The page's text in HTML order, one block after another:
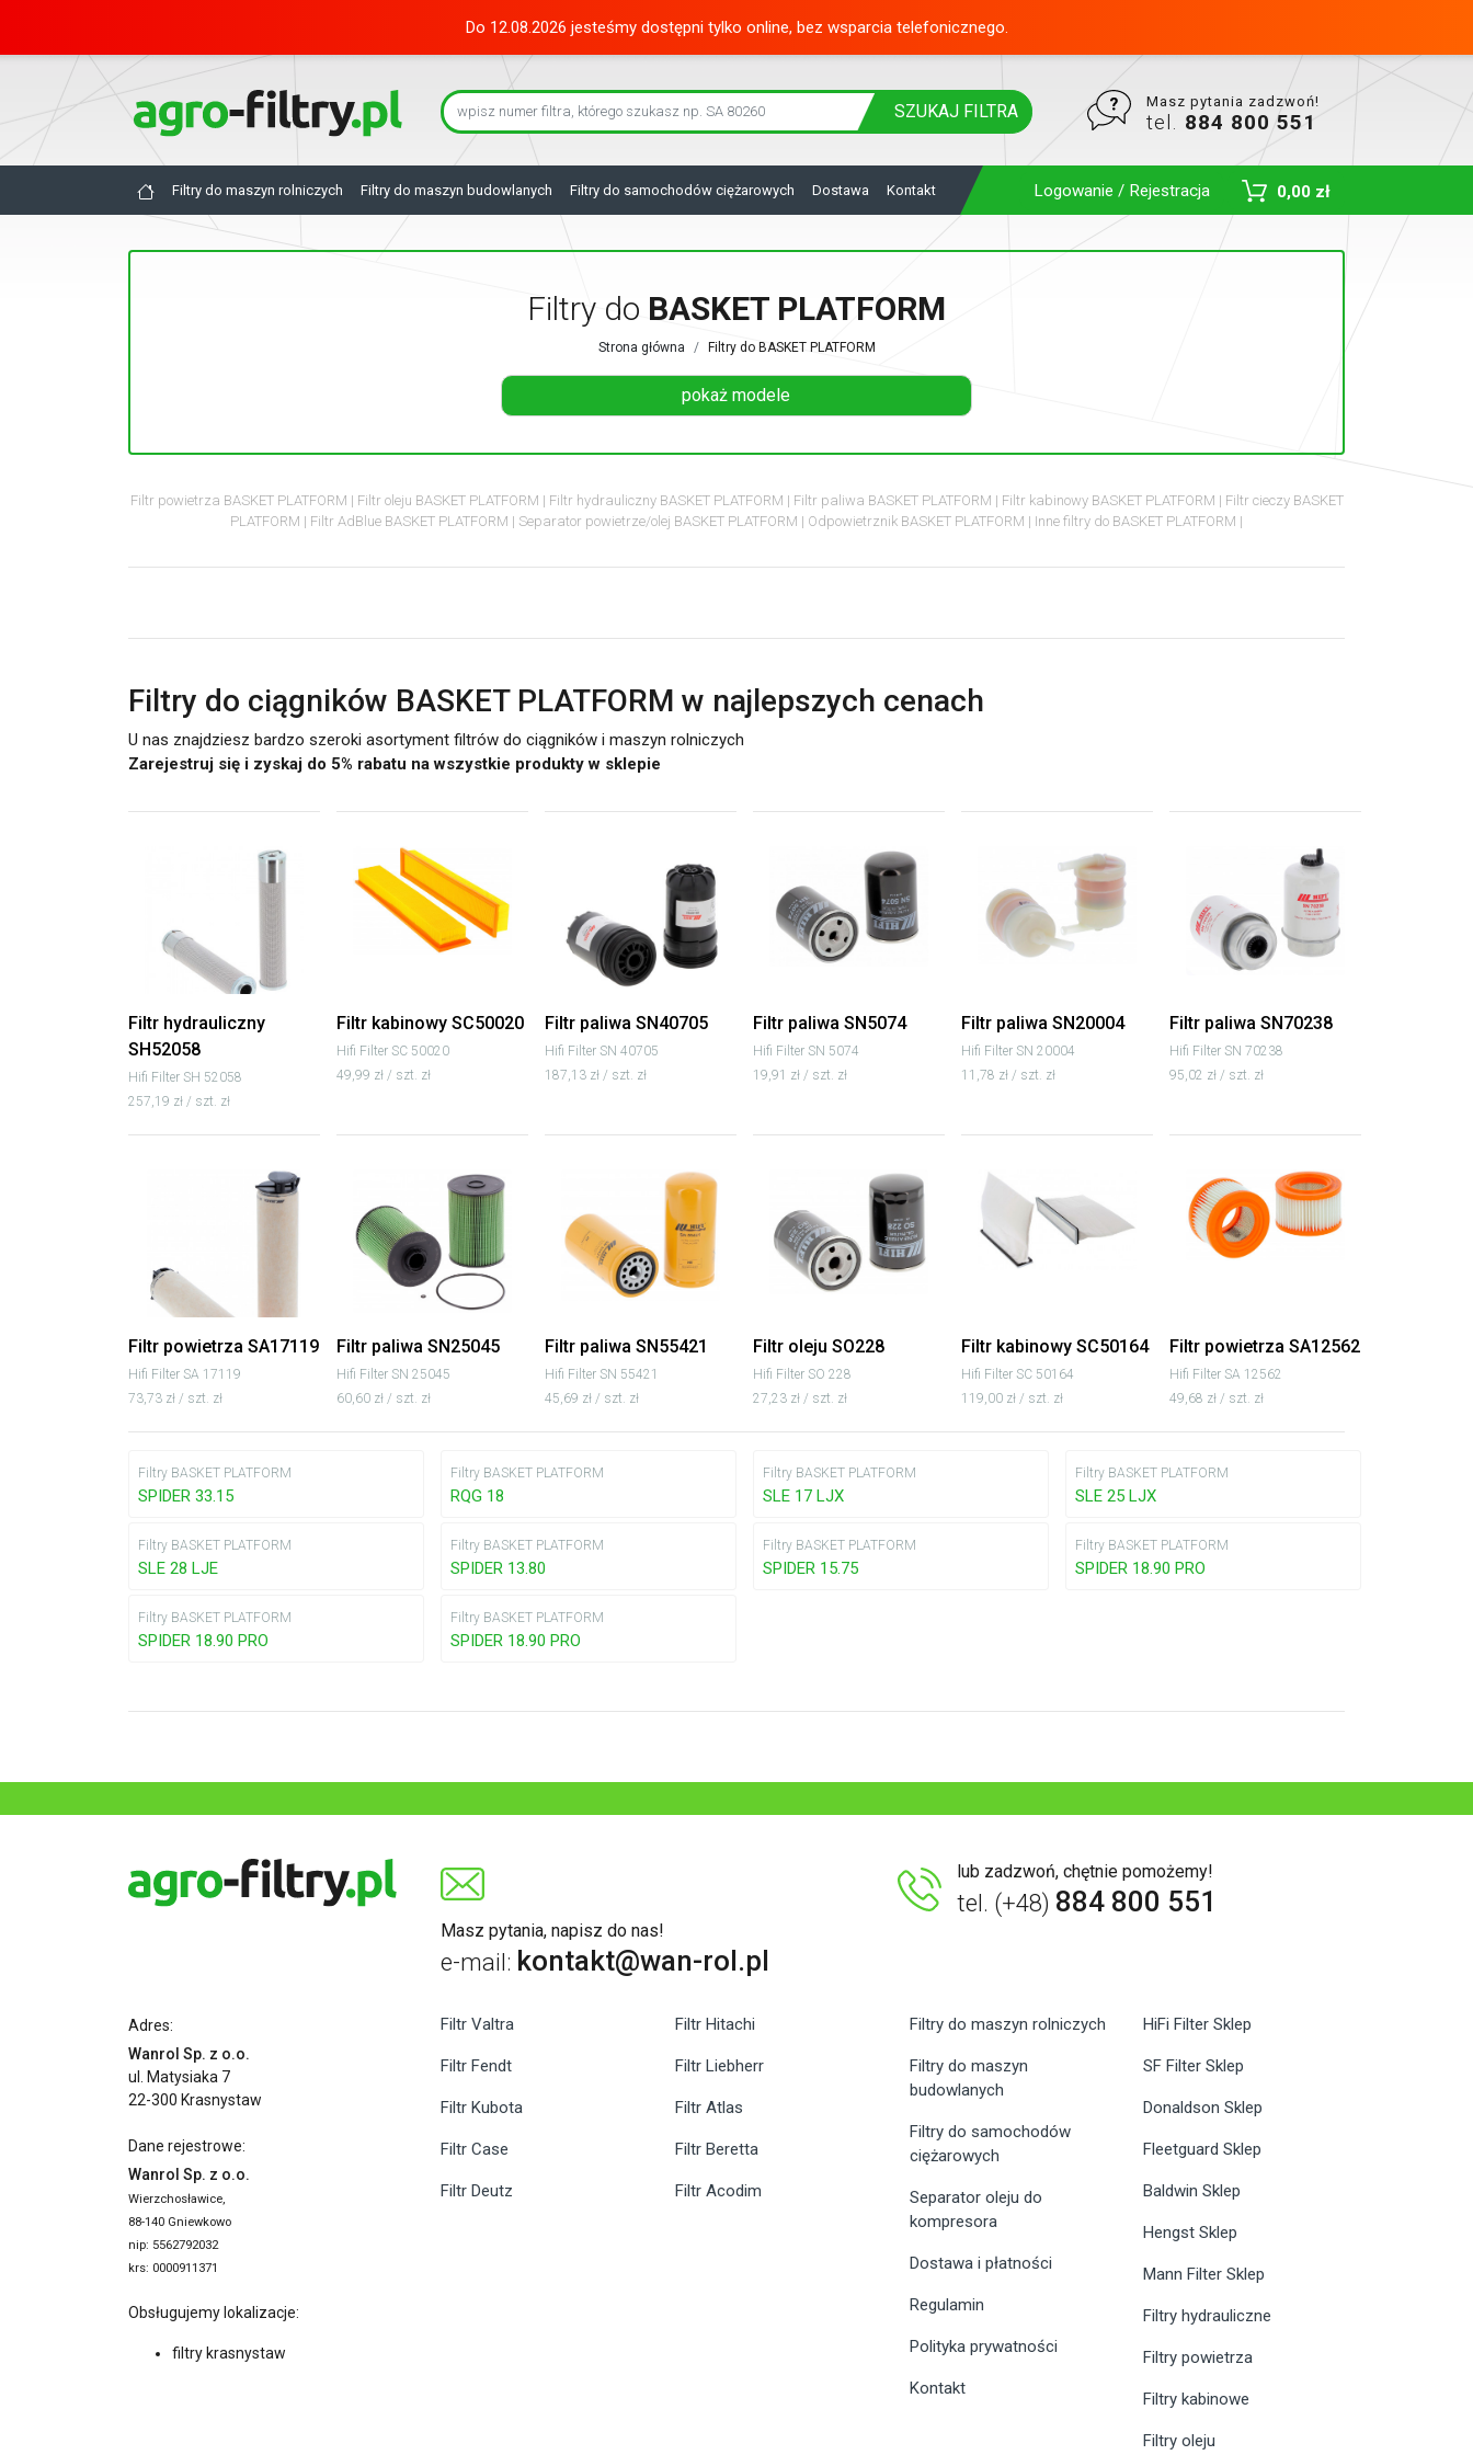
Do 12.08.2026 jesteśmy dostępni tylko online, bez wsparcia telefonicznego.
SZUKAJ FILTRA Masz pytania zadzwoń!
tel. 884 800 551
Filtry do maszyn rolniczych Filtry do maszyn budowlanych Filtry do samochodów ciężarowych Dostawa Kontakt Logowanie / Rejestracja 0,00 zł
Toggle Dropdown
Filtry do BASKET PLATFORM
Strona główna Filtry do BASKET PLATFORM
pokaż modele
Filtr powietrza BASKET PLATFORM Filtr oleju BASKET PLATFORM Filtr hydrauliczny BASKET PLATFORM Filtr paliwa BASKET PLATFORM Filtr kabinowy BASKET PLATFORM
Filtr cieczy BASKET
PLATFORM
Filtr AdBlue BASKET PLATFORM Separator powietrze/olej BASKET PLATFORM Odpowietrznik BASKET PLATFORM Inne filtry do BASKET PLATFORM
Filtry do ciągników BASKET PLATFORM w najlepszych cenach
U nas znajdziesz bardzo szeroki asortyment filtrów do ciągników i maszyn rolniczych
Zarejestruj się i zyskaj do 5% rabatu na wszystkie produkty w sklepie
Filtr hydrauliczny
SH52058
Hifi Filter SH 52058
257,19 zł / szt. zł
Filtr kabinowy SC50020
Hifi Filter SC 50020
49,99 zł / szt. zł
Filtr paliwa SN40705
Hifi Filter SN 40705
187,13 zł / szt. zł
Filtr paliwa SN5074
Hifi Filter SN 5074
19,91 zł / szt. zł
Filtr paliwa SN20004
Hifi Filter SN 20004
11,78 zł / szt. zł
Filtr paliwa SN70238
Hifi Filter SN 70238
95,02 zł / szt. zł
Filtr powietrza SA17119
Hifi Filter SA 17119
73,73 zł / szt. zł
Filtr paliwa SN25045
Hifi Filter SN 25045
60,60 zł / szt. zł
Filtr paliwa SN55421
Hifi Filter SN 55421
45,69 zł / szt. zł
Filtr oleju SO228
Hifi Filter SO 228
27,23 zł / szt. zł
Filtr kabinowy SC50164
Hifi Filter SC 50164
119,00 zł / szt. zł
Filtr powietrza SA12562
Hifi Filter SA 12562
49,68 zł / szt. zł
Filtry BASKET PLATFORM
SPIDER 33.15
Filtry BASKET PLATFORM
RQG 18
Filtry BASKET PLATFORM
SLE 17 LJX
Filtry BASKET PLATFORM
SLE 25 LJX
Filtry BASKET PLATFORM
SLE 28 LJE
Filtry BASKET PLATFORM
SPIDER 13.80
Filtry BASKET PLATFORM
SPIDER 15.75
Filtry BASKET PLATFORM
SPIDER 18.90 PRO
Filtry BASKET PLATFORM
SPIDER 18.90 PRO
Filtry BASKET PLATFORM
SPIDER 18.90 PRO
Masz pytania, napisz do nas!
e-mail: kontakt@wan-rol.pl
lub zadzwoń, chętnie pomożemy!
tel. (+48) 884 800 551
Adres:
Wanrol Sp. z o.o.
ul. Matysiaka 7
22-300 Krasnystaw
Dane rejestrowe:
Wanrol Sp. z o.o.
Wierzchosławice,
88-140 Gniewkowo
nip: 5562792032
krs: 0000911371
Obsługujemy lokalizacje:
filtry krasnystaw
Filtr Valtra
Filtr Fendt
Filtr Kubota
Filtr Case
Filtr Deutz
Filtr Hitachi
Filtr Liebherr
Filtr Atlas
Filtr Beretta
Filtr Acodim
Filtry do maszyn rolniczych
Filtry do maszyn
budowlanych
Filtry do samochodów
ciężarowych
Separator oleju do
kompresora
Dostawa i płatności
Regulamin
Polityka prywatności
Kontakt
HiFi Filter Sklep
SF Filter Sklep
Donaldson Sklep
Fleetguard Sklep
Baldwin Sklep
Hengst Sklep
Mann Filter Sklep
Filtry hydrauliczne
Filtry powietrza
Filtry kabinowe
Filtry oleju